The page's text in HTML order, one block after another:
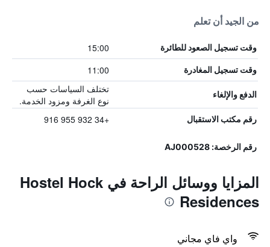
من الجيد أن تعلم
وقت تسجيل الصعود للطائرة 15:00
وقت تسجيل المغادرة 11:00
الدفع والإلغاء
تختلف السياسات حسب
نوع الغرفة ومزود الخدمة.
رقم مكتب الاستقبال +34 932 955 916
رقم الرخصة: AJ000528
المزايا ووسائل الراحة في Hostel Hock
Residences
واي فاي مجاني